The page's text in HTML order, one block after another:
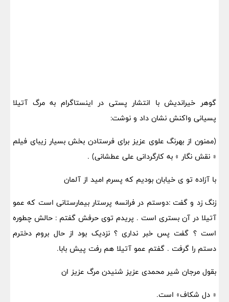
گوهر خیراندیش با انتشار پستی در اینستاگرام به مرگ آتیلا
پسیانی واکنش نشان داد و نوشت:
(ممنون از بهرنگ علوی عزیز برای فرستادن بخش بسیار زیبای فیلم
« نقش نگار » به کارگردانی علی عطشانی) .
با آزاده تو ی خیابان بودیم که پسرم امید از آلمان
زنگ زد و گفت :دوستم در فرانسه پرستار بیمارستانی است که عمو
آتیلا در آن بستری است . پریدم توی حرفش گفتم : حالش چطوره
است ؟ گفت پس خبر نداری ؟ نزدیک بود از حال بروم دخترم
دستم را گرفت . گفتم عمو آتیلا هم رفت پیش بابا.
بقول مرجان شیر محمدی عزیز شنیدن مرگ عزیز ان
« دل شکاف» است.